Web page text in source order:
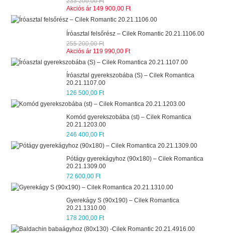
Akciós ár 149 900,00 Ft
Íróasztal felsőrész – Cilek Romantic 20.21.1106.00
255 200,00 Ft
Akciós ár 119 990,00 Ft
Íróasztal gyerekszobába (S) – Cilek Romantica
20.21.1107.00
126 500,00 Ft
Komód gyerekszobába (st) – Cilek Romantica
20.21.1203.00
246 400,00 Ft
Pótágy gyerekágyhoz (90x180) – Cilek Romantica
20.21.1309.00
72 600,00 Ft
Gyerekágy S (90x190) – Cilek Romantica
20.21.1310.00
178 200,00 Ft